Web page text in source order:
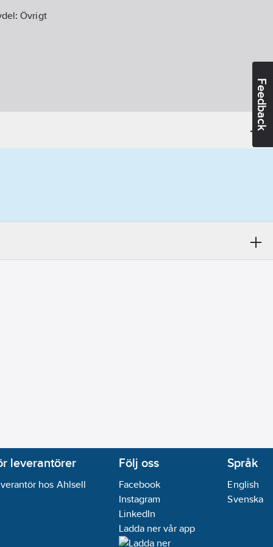
Feedback
Övrigt
329)
leverantörer
hos Ahlsell
Följ oss
Facebook
Instagram
LinkedIn
Ladda ner vår app
Språk
English
Svenska